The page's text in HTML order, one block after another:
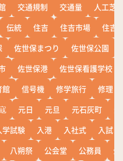
交通規制 交通量
人工芝
伝統 住吉 住吉市場
住吉
佐世保まつり 佐世保公園
佐世保港
佐世保看護学校
館 信号機 修学旅行
修理
元日 元旦 元石灰町
学試験 入港 入社式
入試
八朔祭 公会堂 公務員
公